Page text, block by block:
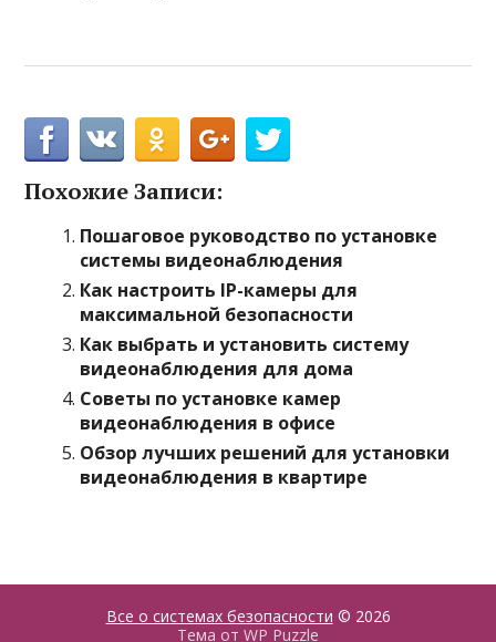
Похожие Записи:
Пошаговое руководство по установке
системы видеонаблюдения
Как настроить IP-камеры для
максимальной безопасности
Как выбрать и установить систему
видеонаблюдения для дома
Советы по установке камер
видеонаблюдения в офисе
Обзор лучших решений для установки
видеонаблюдения в квартире
Все о системах безопасности © 2026
Тема от WP Puzzle